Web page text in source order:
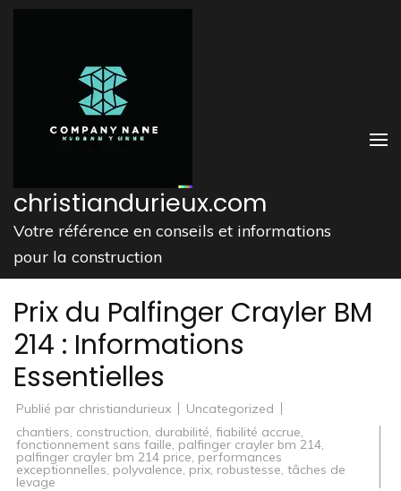
Aller
christiandurieux.com
Votre référence en conseils et informations
pour la construction
Prix du Palfinger Crayler BM
214 : Informations
Essentielles
Publié par christiandurieux
Uncategorized
chantiers, construction, durabilité, fiabilité accrue,
fonctionnement sans faille, palfinger crayler bm 214,
palfinger crayler bm 214 price, performances
exceptionnelles, polyvalence, prix, robustesse, tâches de
levage